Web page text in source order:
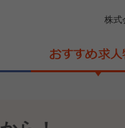
株式